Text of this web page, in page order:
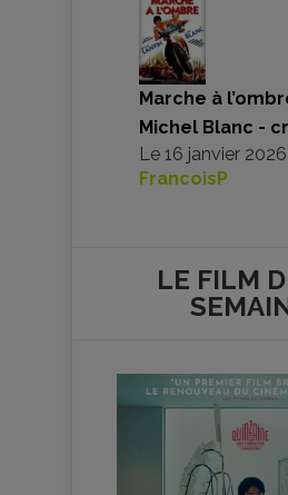
Marche à
Michel Blanc -
Le 16 janvier 2026
FrancoisP
LE FILM